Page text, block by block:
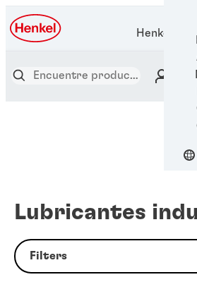
Henkel
Lubricantes
Filters